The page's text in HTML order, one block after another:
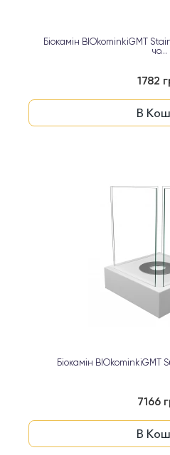
Біокамін BIOkominkiGMT
чо...
1782
В
Біокамін BIOkominkiGMT
7166
В